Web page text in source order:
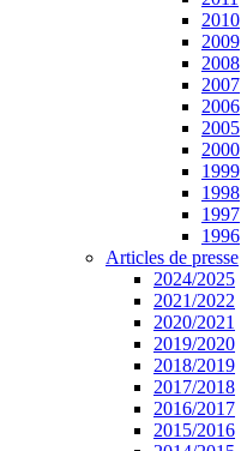
2010
2009
2008
2007
2006
2005
2000
1999
1998
1997
1996
Articles de presse
2024/2025
2021/2022
2020/2021
2019/2020
2018/2019
2017/2018
2016/2017
2015/2016